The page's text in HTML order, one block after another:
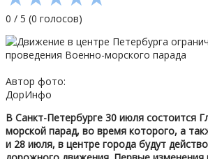
0 / 5 (0 голосов)
Автор фото:
ДорИнфо
В Санкт-Петербурге 30 июля состоится
морской парад, во время которого, а
и 28 июля, в центре города будут